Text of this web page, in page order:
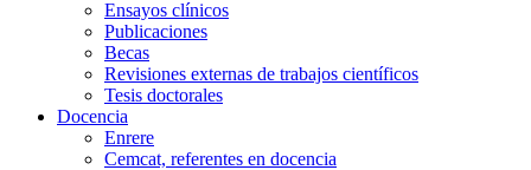
Ensayos clínicos
Publicaciones
Becas
Revisiones externas de trabajos científicos
Tesis doctorales
Docencia
Enrere
Cemcat, referentes en docencia